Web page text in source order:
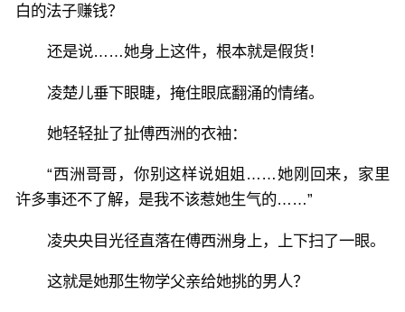
白的法子赚钱？
还是说……她身上这件，根本就是假货！
凌楚儿垂下眼睫，掩住眼底翻涌的情绪。
她轻轻扯了扯傅西洲的衣袖：
“西洲哥哥，你别这样说姐姐……她刚回来，家里
许多事还不了解，是我不该惹她生气的……”
凌央央目光径直落在傅西洲身上，上下扫了一眼。
这就是她那生物学父亲给她挑的男人？